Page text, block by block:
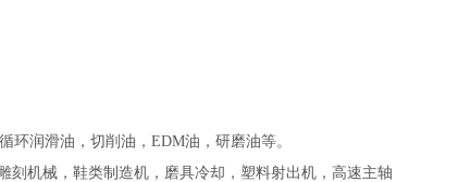
环润滑油，切削油， EDM油，研磨油等。
机械，鞋类制造机，磨具冷却，塑料射出机，高速主轴